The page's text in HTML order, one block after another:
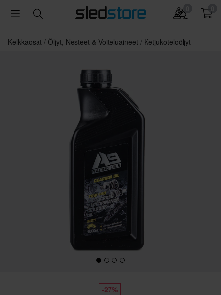
Kelkkaosat Öljyt, Nesteet & Voiteluaineet Ketjukoteloöljyt
-27%